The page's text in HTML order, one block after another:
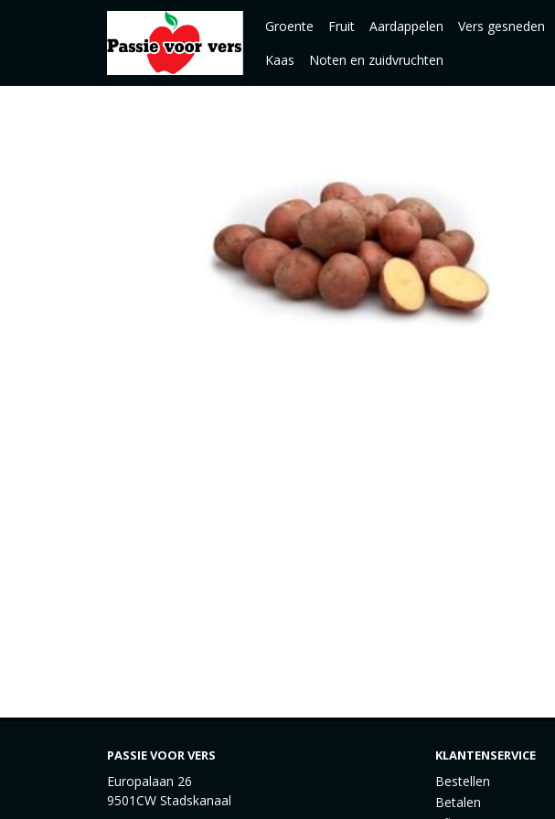
Groente Fruit Aardappelen Vers gesneden
Kaas
Noten en zuidvruchten
PASSIE VOOR VERS
Europalaan 26
9501CW Stadskanaal
KLANTENSERVICE
Bestellen
Betalen